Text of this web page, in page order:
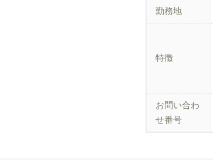
勤務地
特徴
お問い合わ
せ番号